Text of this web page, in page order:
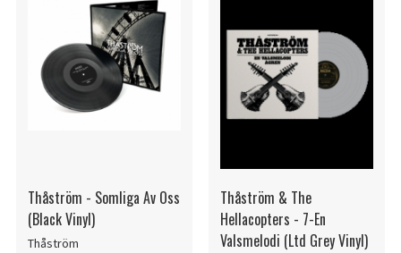
Thåström - Somliga Av Oss
(Black Vinyl)
Thåström
Thåström & The
Hellacopters - 7-En
Valsmelodi (Ltd Grey Vinyl)